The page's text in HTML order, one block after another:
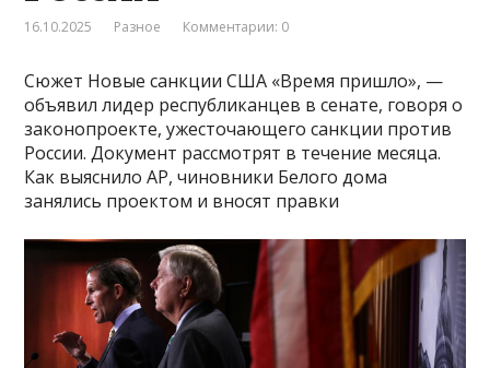
16.10.2025 Разное Комментарии: 0
Сюжет Новые санкции США «Время пришло», —
объявил лидер республиканцев в сенате, говоря о
законопроекте, ужесточающего санкции против
России. Документ рассмотрят в течение месяца.
Как выяснило AP, чиновники Белого дома
занялись проектом и вносят правки